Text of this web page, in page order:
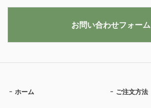
ホーム ご注文方法
お問い合わせフォーム